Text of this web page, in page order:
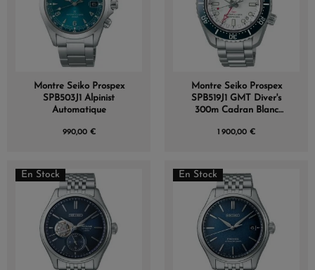
Montre Seiko Prospex
SPB503J1 Alpinist
Automatique
990,00 €
Montre Seiko Prospex
SPB519J1 GMT Diver's
300m Cadran Blanc
1 900,00 €
En Stock En Stock